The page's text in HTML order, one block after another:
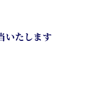
いたします